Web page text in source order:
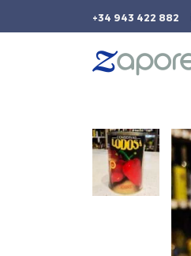
+34 943 422 882